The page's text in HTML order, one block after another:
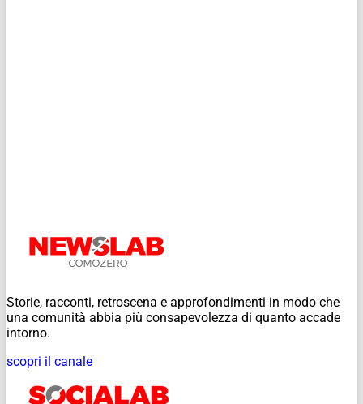
Storie, racconti, retroscena e approfondimenti in modo che
una comunità abbia più consapevolezza di quanto accade
intorno.
scopri il canale